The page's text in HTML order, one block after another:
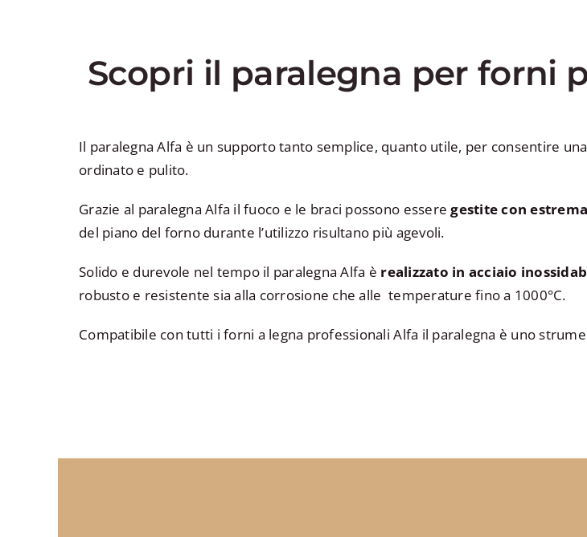
Scopri il paralegna per forni
Il paralegna Alfa è un supporto tanto semplice, quanto utile, per consentire
ordinato e pulito.
Grazie al paralegna Alfa il fuoco e le braci possono esseregestite con
del piano del forno durante l’utilizzo risultano più agevoli.
Solido e durevole nel tempo il paralegna Alfa è realizzato in acciaio
robusto e resistente sia alla corrosione che alle temperature fino a 1000°C.
Compatibile con tutti i forni a legna professionali Alfa il paralegna è uno